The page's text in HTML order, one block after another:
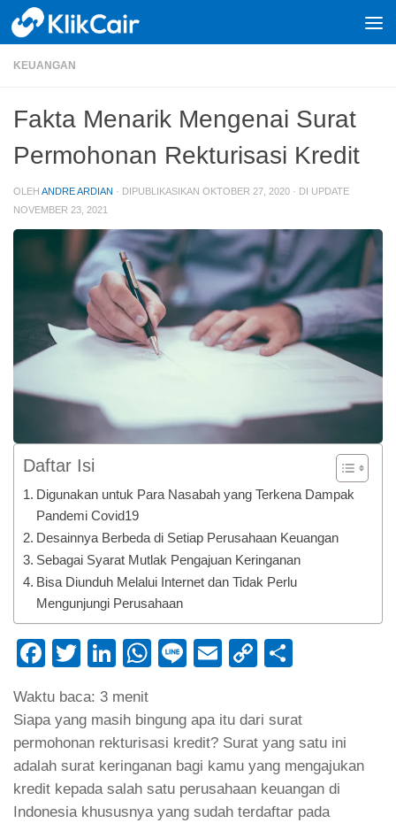
Skip to content
KEUANGAN
Fakta Menarik Mengenai Surat
Permohonan Rekturisasi Kredit
OLEH ANDRE ARDIAN · DIPUBLIKASIKAN OKTOBER 27, 2020 · DI UPDATE
NOVEMBER 23, 2021
Daftar Isi
Digunakan untuk Para Nasabah yang Terkena Dampak
Pandemi Covid19
Desainnya Berbeda di Setiap Perusahaan Keuangan
Sebagai Syarat Mutlak Pengajuan Keringanan
Bisa Diunduh Melalui Internet dan Tidak Perlu
Mengunjungi Perusahaan
Facebook
TwitterLinkedIn
WhatsApp
LineEmailCopy
Waktu baca: 3 menit
Siapa yang masih bingung apa itu dari surat
permohonan rekturisasi kredit? Surat yang satu ini
adalah surat keringanan bagi kamu yang mengajukan
kredit kepada salah satu perusahaan keuangan di
Indonesia khususnya yang sudah terdaftar pada